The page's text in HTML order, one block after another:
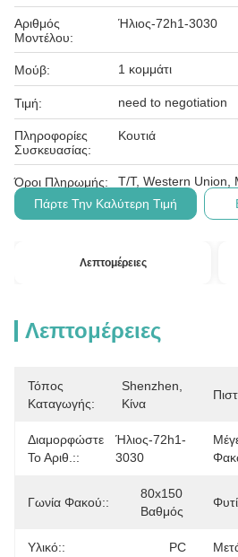
Αριθμός
Μοντέλου:
Ήλιος-72h1-3030
Μούβ: 1 κομμάτι
Τιμή: need to negotiation
Πληροφορίες
Συσκευασίας:
Κουτιά
Όροι Πληρωμής:
T/T, Western Union,
Πάρτε Την Καλύτερη Τιμή
Λεπτομέρειες
Λεπτομέρειες
Τόπος
Καταγωγής:
Shenzhen,
Κίνα
Διαμορφώστε
Το Αριθ.::
Ήλιος-72h1-
3030
Γωνία Φακού::
80x150
Βαθμός
Υλικό:: PC